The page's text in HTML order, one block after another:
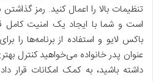
است و شما با ایجاد یک امنیت کامل
باکس لایو و استفاده از برنامه‌ها را
عنوان پدر خانواده می‌خواهید کنترل
داشته باشید، به کمک امکانات قرار